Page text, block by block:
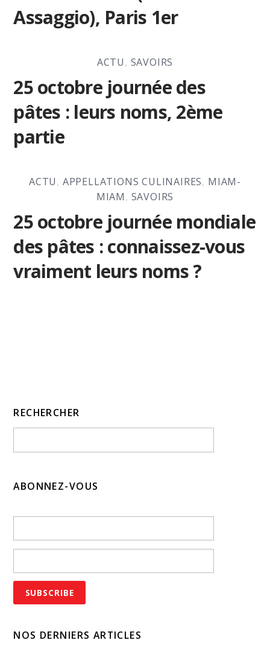
Assaggio), Paris 1er
ACTU, SAVOIRS
25 octobre journée des
pâtes : leurs noms, 2ème
partie
ACTU, APPELLATIONS CULINAIRES, MIAM-
MIAM, SAVOIRS
25 octobre journée mondiale
des pâtes : connaissez-vous
vraiment leurs noms ?
RECHERCHER
ABONNEZ-VOUS
NOS DERNIERS ARTICLES